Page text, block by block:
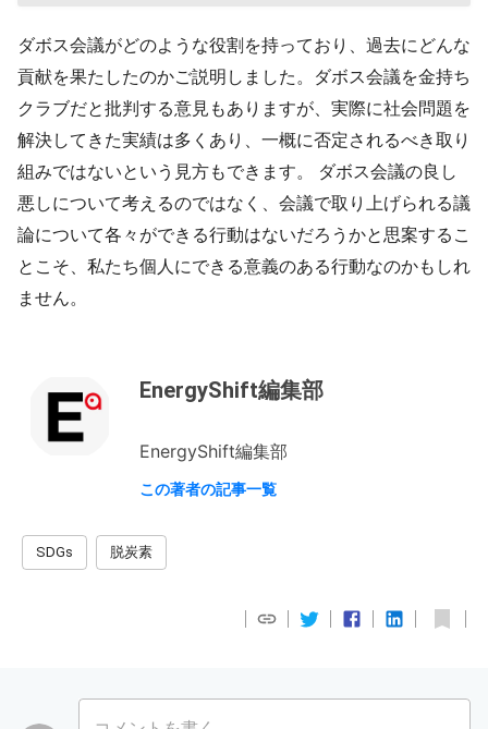
ダボス会議がどのような役割を持っており、過去にどんな
貢献を果たしたのかご説明しました。ダボス会議を金持ち
クラブだと批判する意見もありますが、実際に社会問題を
解決してきた実績は多くあり、一概に否定されるべき取り
組みではないという見方もできます。 ダボス会議の良し
悪しについて考えるのではなく、会議で取り上げられる議
論について各々ができる行動はないだろうかと思案するこ
とこそ、私たち個人にできる意義のある行動なのかもしれ
ません。
EnergyShift編集部
EnergyShift編集部
この著者の記事一覧
SDGs 脱炭素